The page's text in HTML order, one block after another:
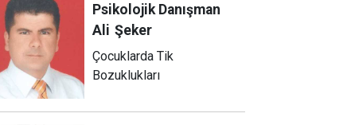
Psikolojik Danışman
Ali Şeker
Çocuklarda Tik
Bozuklukları